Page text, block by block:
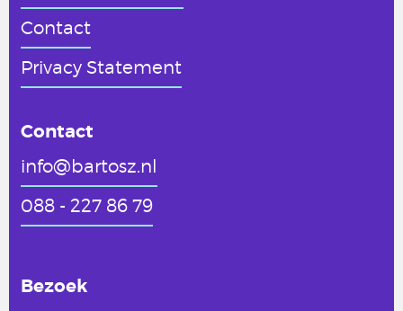
Contact
Privacy Statement
Contact
info@bartosz.nl
088 - 227 86 79
Bezoek